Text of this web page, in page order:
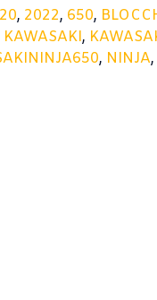
, 2022, 650,
KAWASAKI,
, NINJA,